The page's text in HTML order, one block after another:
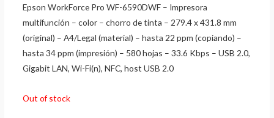
Epson WorkForce Pro WF-6590DWF – Impresora
multifunción – color – chorro de tinta – 279.4 x 431.8 mm
(original) – A4/Legal (material) – hasta 22 ppm (copiando) –
hasta 34 ppm (impresión) – 580 hojas – 33.6 Kbps – USB 2.0,
Gigabit LAN, Wi-Fi(n), NFC, host USB 2.0
Out of stock